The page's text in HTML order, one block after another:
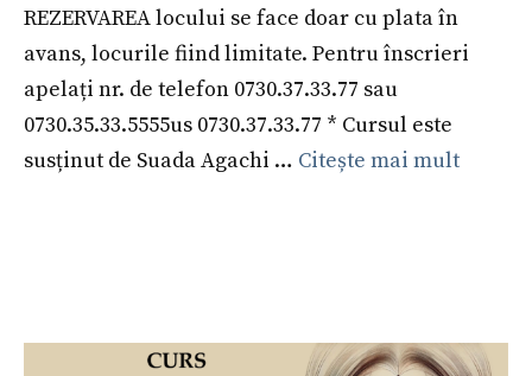
REZERVAREA locului se face doar cu plata în
avans, locurile fiind limitate. Pentru înscrieri
apelați nr. de telefon 0730.37.33.77 sau
0730.35.33.5555us 0730.37.33.77 * Cursul este
susținut de Suada Agachi … Citește mai mult